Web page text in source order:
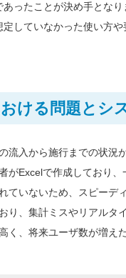
ったことが決め手とな
していなかった使い方
ける問題とシ
流入から施行までの状況
がExcelで作成しており
ていないため、スピーデ
り、集計ミスやリアルタ
く、将来ユーザ数が増え